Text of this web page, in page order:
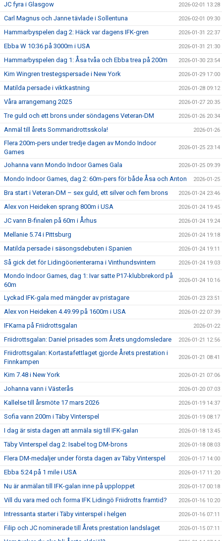
JC fyra i Glasgow 2026-02-01 13:28
Carl Magnus och Janne tävlade i Sollentuna 2026-02-01 09:30
Hammarbyspelen dag 2: Häck var dagens IFK-gren 2026-01-31 22:37
Ebba W 10:36 på 3000m i USA 2026-01-31 21:30
Hammarbyspelen dag 1: Åsa tvåa och Ebba trea på 200m 2026-01-30 23:54
Kim Wingren trestegspersade i New York 2026-01-29 17:00
Matilda persade i viktkastning 2026-01-28 09:12
Våra arrangemang 2025 2026-01-27 20:35
Tre guld och ett brons under söndagens Veteran-DM 2026-01-26 20:34
Anmäl till årets Sommaridrottsskola! 2026-01-26
Flera 200m-pers under tredje dagen av Mondo Indoor
Games
2026-01-25 23:14
Johanna vann Mondo Indoor Games Gala 2026-01-25 09:39
Mondo Indoor Games, dag 2: 60m-pers för både Åsa och Anton 2026-01-25
Bra start i Veteran-DM – sex guld, ett silver och fem brons 2026-01-24 23:46
Alex von Heideken sprang 800m i USA 2026-01-24 19:45
JC vann B-finalen på 60m i Århus 2026-01-24 19:24
Mellanie 5.74 i Pittsburg 2026-01-24 19:18
Matilda persade i säsongsdebuten i Spanien 2026-01-24 19:11
Så gick det för Lidingöorienterarna i Vinthundsvintern 2026-01-24 19:03
Mondo Indoor Games, dag 1: Ivar satte P17-klubbrekord på
60m
2026-01-24 10:16
Lyckad IFK-gala med mängder av pristagare 2026-01-23 23:51
Alex von Heideken 4.49.99 på 1600m i USA 2026-01-22 07:39
IFKarna på Friidrottsgalan 2026-01-22
Friidrottsgalan: Daniel prisades som Årets ungdomsledare 2026-01-21 12:56
Friidrottsgalan: Kortastafettlaget gjorde Årets prestation i
Finnkampen
2026-01-21 08:41
Kim 7.48 i New York 2026-01-21 07:06
Johanna vann i Västerås 2026-01-20 07:03
Kallelse till årsmöte 17 mars 2026 2026-01-19 14:37
Sofia vann 200m i Täby Vinterspel 2026-01-19 08:17
I dag är sista dagen att anmäla sig till IFK-galan 2026-01-18 13:45
Täby Vinterspel dag 2: Isabel tog DM-brons 2026-01-18 08:03
Flera DM-medaljer under första dagen av Täby Vinterspel 2026-01-17 14:00
Ebba 5:24 på 1 mile i USA 2026-01-17 11:20
Nu är anmälan till IFK-galan inne på upploppet 2026-01-17 00:18
Vill du vara med och forma IFK Lidingö Friidrotts framtid? 2026-01-16 10:20
Intressanta starter i Täby vinterspel i helgen 2026-01-16 07:11
Filip och JC nominerade till Årets prestation landslaget 2026-01-15 07:11